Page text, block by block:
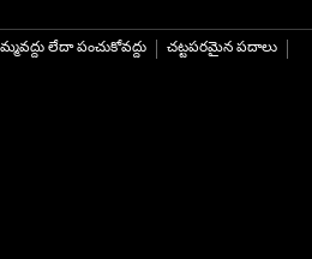
లేదా పంచుకోవద్దు చట్టపరమైన పదాలు